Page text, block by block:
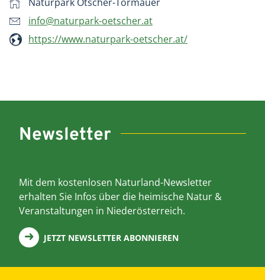
info@naturpark-oetscher.at
https://www.naturpark-oetscher.at/
Newsletter
Mit dem kostenlosen Naturland-Newsletter
erhalten Sie Infos über die heimische Natur &
Veranstaltungen in Niederösterreich.
JETZT NEWSLETTER ABONNIEREN